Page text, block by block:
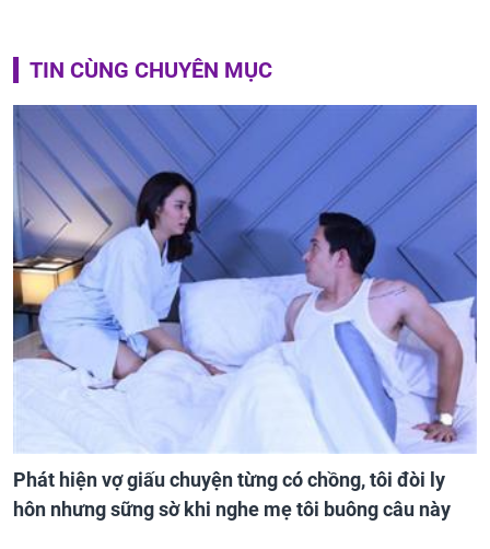
TIN CÙNG CHUYÊN MỤC
Phát hiện vợ giấu chuyện từng có chồng, tôi đòi ly
hôn nhưng sững sờ khi nghe mẹ tôi buông câu này